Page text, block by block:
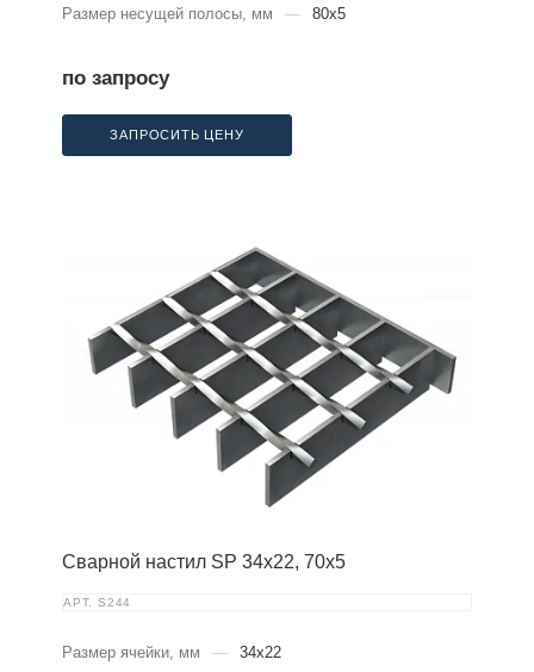
Размер несущей полосы, мм
— 80x5
по запросу
ЗАПРОСИТЬ ЦЕНУ
Сварной настил SP 34х22, 70х5
АРТ. S244
Размер ячейки, мм —
34x22